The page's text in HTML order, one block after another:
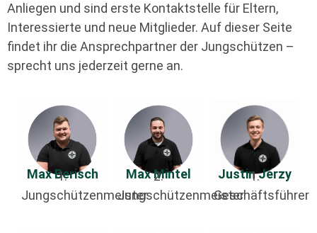
Anliegen und sind erste Kontaktstelle für Eltern,
Interessierte und neue Mitglieder. Auf dieser Seite
findet ihr die Ansprechpartner der Jungschützen –
sprecht uns jederzeit gerne an.
Max Berisch
1.
Jungschützenmeister
Max Mintel
2.
Jungschützenmeister
Justin Jerzy
1.
Geschäftsführer